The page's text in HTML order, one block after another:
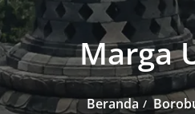
Marga
Beranda